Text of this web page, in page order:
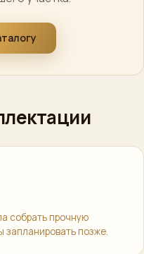
собрать прочную
запланировать позже.